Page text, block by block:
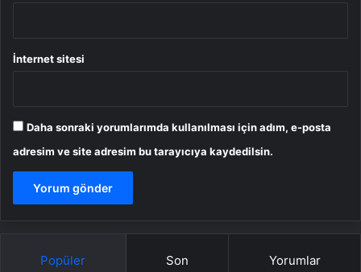
İnternet sitesi
Daha sonraki yorumlarımda kullanılması için adım, e-posta
adresim ve site adresim bu tarayıcıya kaydedilsin.
Popüler Son Yorumlar